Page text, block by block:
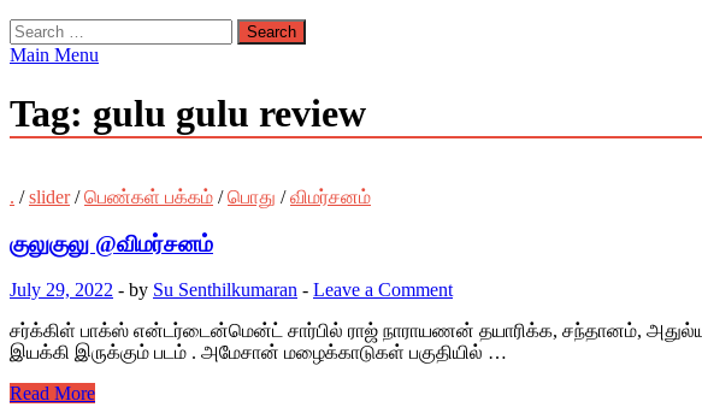
Search
for:
Main Menu
Tag: gulu gulu review
. /slider/பெண்கள் பக்கம் /பொது /விமர்சனம்
குலுகுலு @விமர்சனம்
July 29, 2022 - by Su Senthilkumaran - Leave a Comment
சர்க்கிள் பாக்ஸ் என்டர்டைன்மென்ட் சார்பில் ராஜ் நாராயணன் தயாரிக்க, சந்தானம், அதுல்யா
இயக்கி இருக்கும் படம் . அமேசான் மழைக்காடுகள் பகுதியில் …
Read More